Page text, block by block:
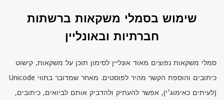
שימוש בסמלי משקאות ברשתות
חברתיות ובאונליין
סמלי משקאות נפוצים מאוד אונליין לסימון תוכן על משקאות, קישוט
כיתובים והוספת הקשר מהיר לפוסטים. מאחר שמדובר בתווי Unicode
(לעיתים כאימוג׳י), אפשר להעתיק ולהדביק אותם לביואים, כיתובים,